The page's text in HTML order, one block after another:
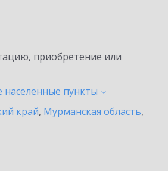
приобретение или
населенные пункты
край, Мурманская область,